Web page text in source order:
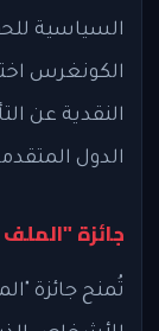
السياسية
الكونغرس
النقدية عن
الدول
جائزة